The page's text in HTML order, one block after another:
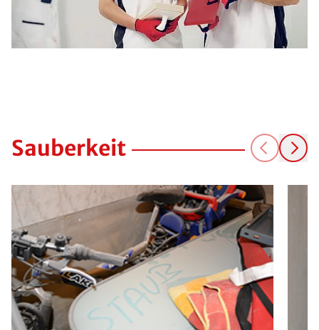
Sauberkeit